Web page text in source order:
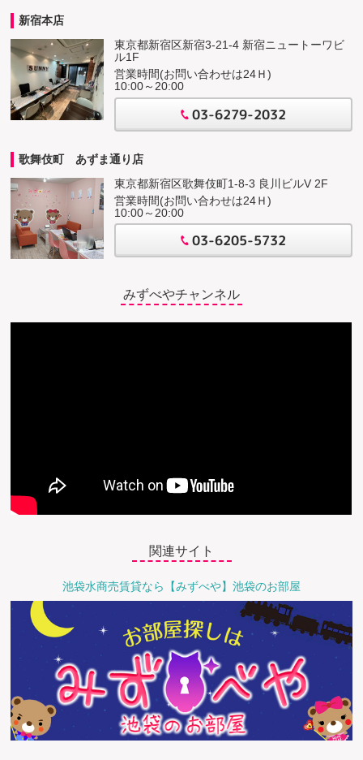
新宿本店
東京都新宿区新宿3-21-4 新宿ニュートーワビ
ル1F
営業時間(お問い合わせは24Ｈ)
10:00～20:00
03-6279-2032
歌舞伎町 あずま通り店
東京都新宿区歌舞伎町1-8-3 良川ビルV 2F
営業時間(お問い合わせは24Ｈ)
10:00～20:00
03-6205-5732
みずべやチャンネル
関連サイト
池袋水商売賃貸なら【みずべや】池袋のお部屋